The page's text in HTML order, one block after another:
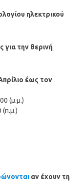
ηλεκτρικού
για την θερινή
έως τον
(μ.μ.)
(π.μ.)
αν έχουν τη